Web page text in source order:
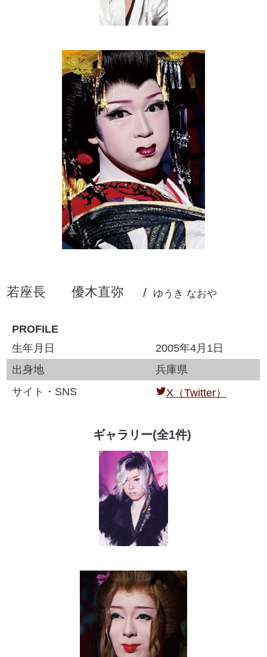
若座長 優木直弥 ゆうき なおや
PROFILE
生年月日
2005年4月1日
出身地
兵庫県
サイト・SNS
X（Twitter）
ギャラリー(全1件)